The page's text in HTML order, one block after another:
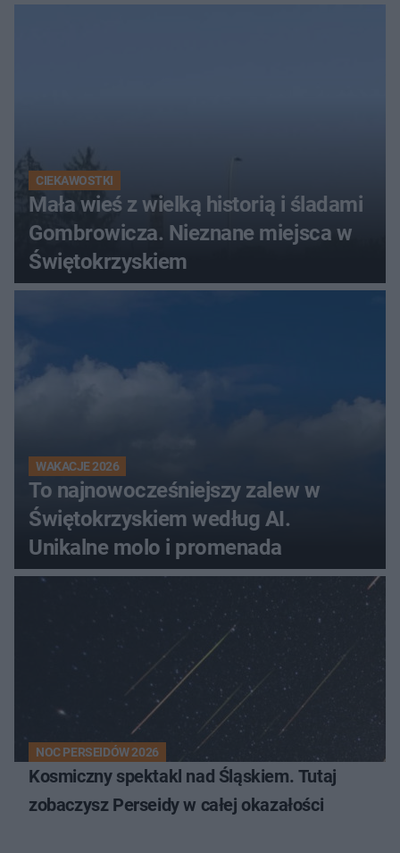
CIEKAWOSTKI
Mała wieś z wielką historią i śladami
Gombrowicza. Nieznane miejsca w
Świętokrzyskiem
WAKACJE 2026
To najnowocześniejszy zalew w
Świętokrzyskiem według AI.
Unikalne molo i promenada
NOC PERSEIDÓW 2026
Kosmiczny spektakl nad Śląskiem. Tutaj
zobaczysz Perseidy w całej okazałości